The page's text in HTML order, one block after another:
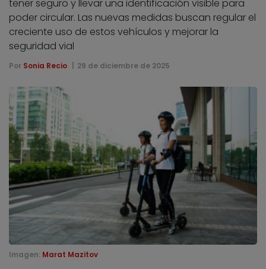
tener seguro y llevar una identificación visible para
poder circular. Las nuevas medidas buscan regular el
creciente uso de estos vehículos y mejorar la
seguridad vial
Por Sonia Recio 29 de diciembre de 2025
Imagen: Marat Mazitov